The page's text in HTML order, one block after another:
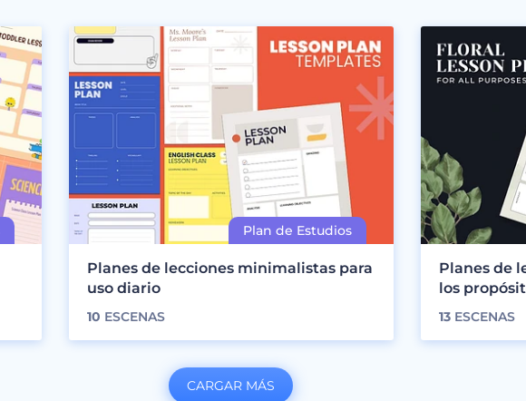
Planes de lecciones minimalistas para
uso diario
10 ESCENAS
Planes de
los
13ESCENAS
CARGAR MÁS